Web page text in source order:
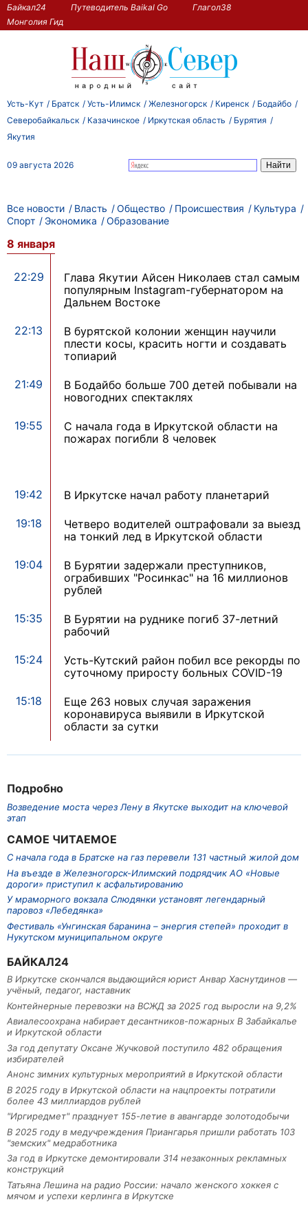
Байкал24 Путеводитель Baikal Go
Глагол38
Монголия Гид
Усть-Кут Братск Усть-Илимск Железногорск Киренск
Бодайбо
Северобайкальск
Казачинское Иркутская область
Бурятия
Якутия
09 августа 2026
Подробно
Возведение моста через Лену в Якутске выходит на ключевой
этап
САМОЕ ЧИТАЕМОЕ
С начала года в Братске на газ перевели 131 частный жилой дом
На въезде в Железногорск-Илимский подрядчик АО «Новые
дороги» приступил к асфальтированию
У мраморного вокзала Слюдянки установят легендарный
паровоз «Лебедянка»
Фестиваль «Унгинская баранина – энергия степей» проходит в
Нукутском муниципальном округе
БАЙКАЛ24
В Иркутске скончался выдающийся юрист Анвар Хаснутдинов —
учёный, педагог, наставник
Контейнерные перевозки на ВСЖД за 2025 год выросли на 9,2%
Авиалесоохрана набирает десантников-пожарных В Забайкалье
и Иркутской области
За год депутату Оксане Жучковой поступило 482 обращения
избирателей
Анонс зимних культурных мероприятий в Иркутской области
В 2025 году в Иркутской области на нацпроекты потратили
более 43 миллиардов рублей
"Иргиредмет" празднует 155-летие в авангарде золотодобычи
В 2025 году в медучреждения Приангарья пришли работать 103
"земских" медработника
За год в Иркутске демонтировали 314 незаконных рекламных
конструкций
Татьяна Лешина на радио России: начало женского хоккея с
мячом и успехи керлинга в Иркутске
Все новости Власть Общество Происшествия
Культура
Спорт
Экономика Образование
8 января
22:29
Глава Якутии Айсен Николаев стал самым
популярным Instagram-губернатором на
Дальнем Востоке
22:13
В бурятской колонии женщин научили
плести косы, красить ногти и создавать
топиарий
21:49
В Бодайбо больше 700 детей побывали на
новогодних спектаклях
19:55
С начала года в Иркутской области на
пожарах погибли 8 человек
19:42 В Иркутске начал работу планетарий
19:18
Четверо водителей оштрафовали за выезд
на тонкий лед в Иркутской области
19:04
В Бурятии задержали преступников,
ограбивших "Росинкас" на 16 миллионов
рублей
15:35
В Бурятии на руднике погиб 37-летний
рабочий
15:24
Усть-Кутский район побил все рекорды по
суточному приросту больных COVID-19
15:18
Еще 263 новых случая заражения
коронавируса выявили в Иркутской
области за сутки